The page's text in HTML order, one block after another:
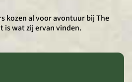
kozen al voor avontuur bij The
is wat zij ervan vinden.